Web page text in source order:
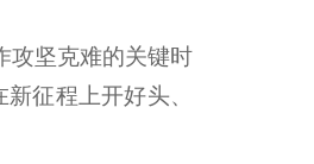
攻坚克难的关键时
征程上开好头、